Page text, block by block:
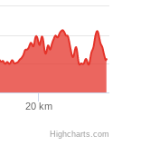
20 km
Highcharts.com